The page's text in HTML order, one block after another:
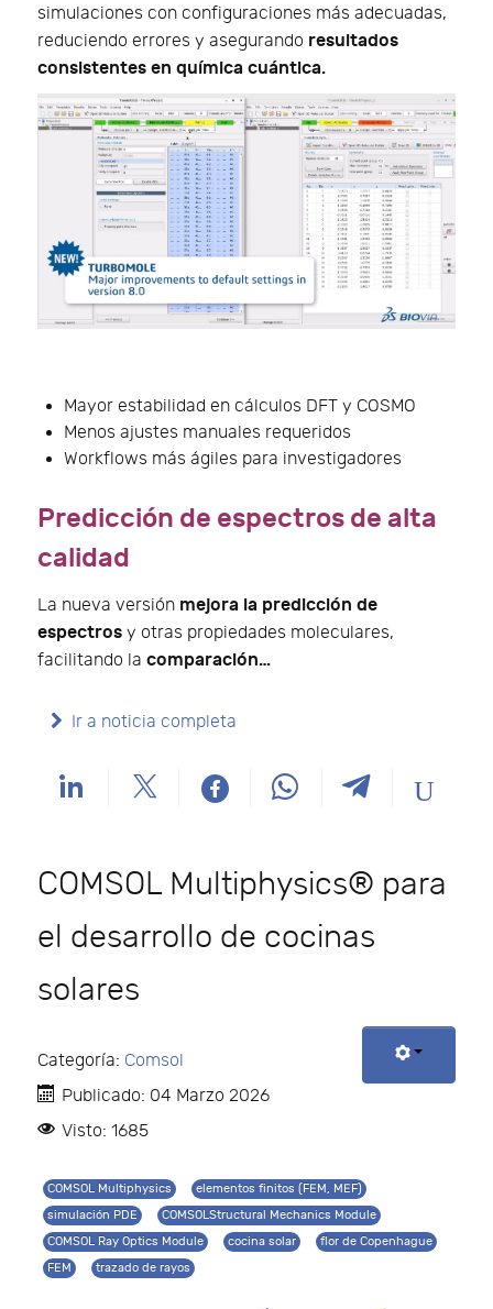
simulaciones con configuraciones más adecuadas,
reduciendo errores y asegurando resultados
consistentes en química cuántica.
Mayor estabilidad en cálculos DFT y COSMO
Menos ajustes manuales requeridos
Workflows más ágiles para investigadores
Predicción de espectros de alta
calidad
La nueva versión mejora la predicción de
espectros y otras propiedades moleculares,
facilitando la comparación…
Ir a noticia completa
COMSOL Multiphysics® para
el desarrollo de cocinas
solares
Categoría: Comsol
Publicado: 04 Marzo 2026
Visto: 1685
COMSOL Multiphysics
elementos finitos (FEM, MEF)
simulación PDE
COMSOLStructural Mechanics Module
COMSOL Ray Optics Module
cocina solar
flor de Copenhague
FEM
trazado de rayos